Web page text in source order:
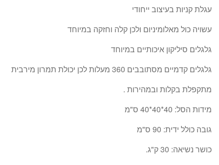
היה:
₪399.
הוא:
₪219.
עגלת קניות בעיצוב ייחודי
עשויה כול מאלומיניום ולכן קלה וחזקה במיוחד
גלגלים סיליקון איכותיים במיוחד
גלגלים קדמיים מסתובבים 360 מעלות לכן יכולת תמרון מירבית
מתקפלת בקלות ובמהירות .
מידות הסל: 40*40*40 ס"מ
גובה כולל ידית: 90 ס"מ
כושר נשיאה: 30 ק"ג.